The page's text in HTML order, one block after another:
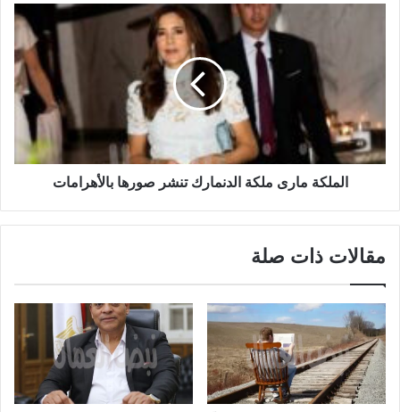
الملكة مارى ملكة الدنمارك تنشر صورها بالأهرامات
مقالات ذات صلة